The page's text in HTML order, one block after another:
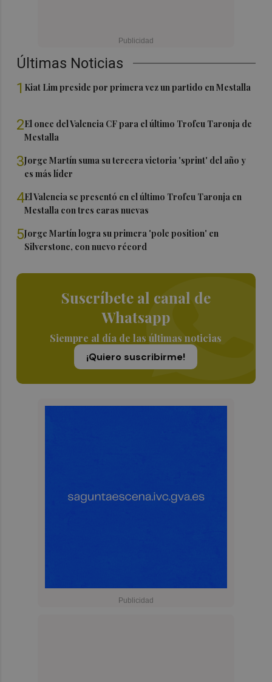
Últimas Noticias
1 Kiat Lim preside por primera vez un partido en Mestalla
2El once del Valencia CF para el último Trofeu Taronja de
Mestalla
3Jorge Martín suma su tercera victoria 'sprint' del año y
es más líder
4El Valencia se presentó en el último Trofeu Taronja en
Mestalla con tres caras nuevas
5Jorge Martín logra su primera 'pole position' en
Silverstone, con nuevo récord
Suscríbete al canal de
Whatsapp
Siempre al día de las últimas noticias
¡Quiero suscribirme!